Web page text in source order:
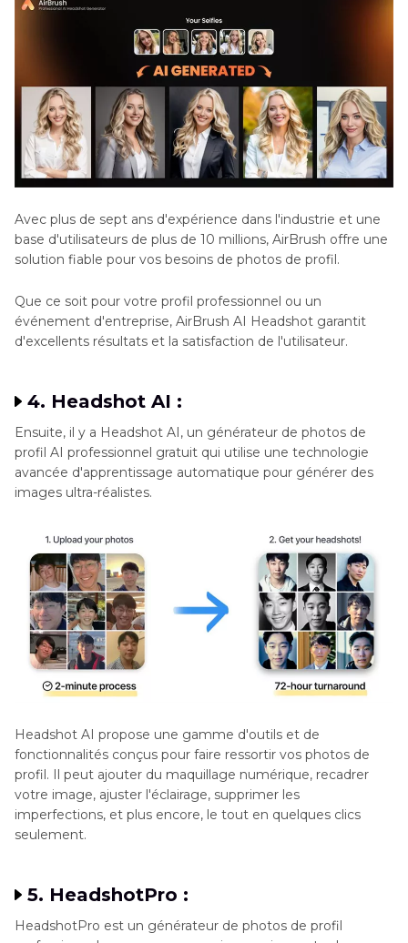
Avec plus de sept ans d'expérience dans l'industrie et une
base d'utilisateurs de plus de 10 millions, AirBrush offre une
solution fiable pour vos besoins de photos de profil.
Que ce soit pour votre profil professionnel ou un
événement d'entreprise, AirBrush AI Headshot garantit
d'excellents résultats et la satisfaction de l'utilisateur.
4. Headshot AI :
Ensuite, il y a Headshot AI, un générateur de photos de
profil AI professionnel gratuit qui utilise une technologie
avancée d'apprentissage automatique pour générer des
images ultra-réalistes.
Headshot AI propose une gamme d'outils et de
fonctionnalités conçus pour faire ressortir vos photos de
profil. Il peut ajouter du maquillage numérique, recadrer
votre image, ajuster l'éclairage, supprimer les
imperfections, et plus encore, le tout en quelques clics
seulement.
5. HeadshotPro :
HeadshotPro est un générateur de photos de profil